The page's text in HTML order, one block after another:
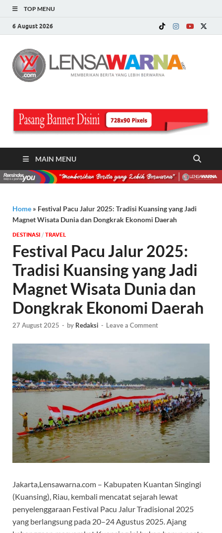
TOP MENU
6 August 2026
MAIN MENU
Home » Festival Pacu Jalur 2025: Tradisi Kuansing yang Jadi
Magnet Wisata Dunia dan Dongkrak Ekonomi Daerah
DESTINASI / ‎TRAVEL
Festival Pacu Jalur 2025:
Tradisi Kuansing yang Jadi
Magnet Wisata Dunia dan
Dongkrak Ekonomi Daerah
27 August 2025 - by Redaksi - Leave a Comment
Jakarta,Lensawarna.com – Kabupaten Kuantan Singingi
(Kuansing), Riau, kembali mencatat sejarah lewat
penyelenggaraan Festival Pacu Jalur Tradisional 2025
yang berlangsung pada 20–24 Agustus 2025. Ajang